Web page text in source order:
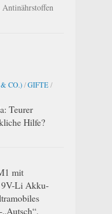
Antinährstoffen
CO.)/GIFTE/
Teurer
Hilfe?
mit
9V-Li Akku-